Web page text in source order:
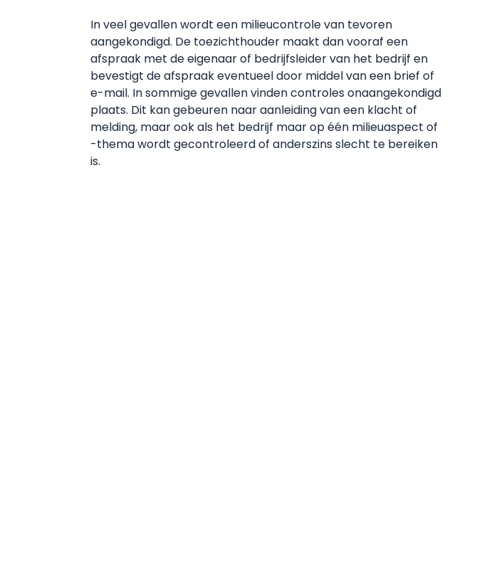
In veel gevallen wordt een milieucontrole van tevoren
aangekondigd. De toezichthouder maakt dan vooraf een
afspraak met de eigenaar of bedrijfsleider van het bedrijf en
bevestigt de afspraak eventueel door middel van een brief of
e-mail. In sommige gevallen vinden controles onaangekondigd
plaats. Dit kan gebeuren naar aanleiding van een klacht of
melding, maar ook als het bedrijf maar op één milieuaspect of
-thema wordt gecontroleerd of anderszins slecht te bereiken
is.